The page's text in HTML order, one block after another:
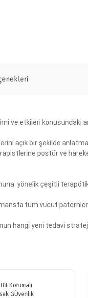
etkileri konusundaki
açık bir şekilde
postür ve
yönelik çeşitli
tüm vücut
hangi yeni tedavi
Korumalı
GÜvenlik